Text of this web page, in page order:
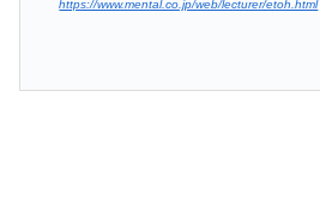
https://www.mental.co.jp/web/lecturer/etoh.html